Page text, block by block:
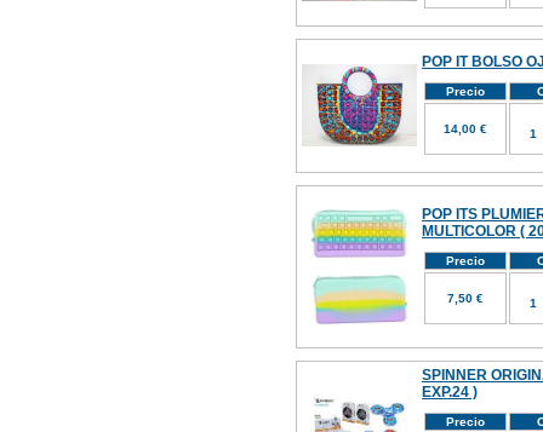
POP IT BOLSO
Precio
14,00 €
POP ITS
MULTICOLOR (
Precio
7,50 €
SPINNER
EXP.24 )
Precio